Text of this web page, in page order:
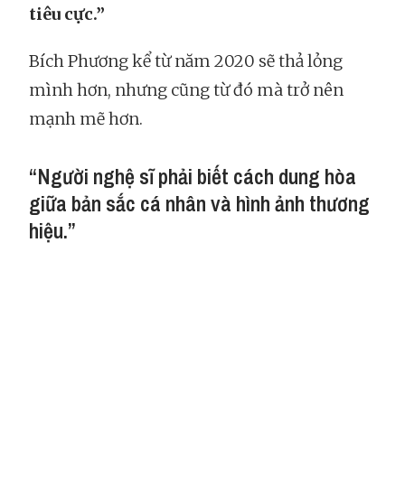
tiêu cực.”
Bích Phương kể từ năm 2020 sẽ thả lỏng
mình hơn, nhưng cũng từ đó mà trở nên
mạnh mẽ hơn.
“Người nghệ sĩ phải biết cách dung hòa
giữa bản sắc cá nhân và hình ảnh thương
hiệu.”